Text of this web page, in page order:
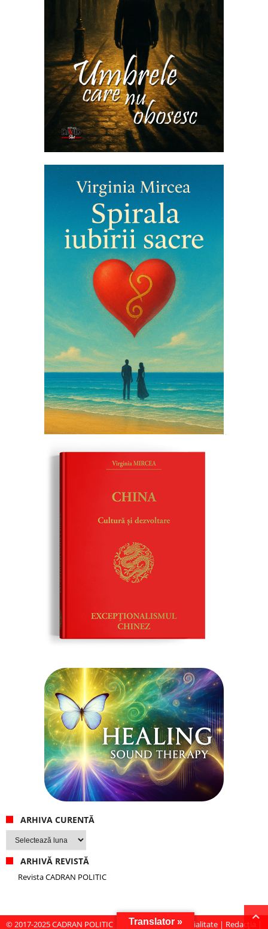
ARHIVA CURENTĂ
Arhiva
curentă
ARHIVĂ REVISTĂ
Revista CADRAN POLITIC
© 2017-2025CADRAN POLITIC Politică de confidențialitate | Redacția |
Translator »